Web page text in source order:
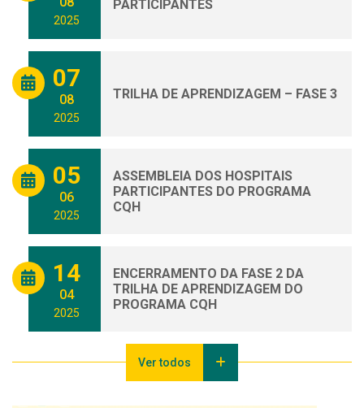
2025
PARTICIPANTES
07
08
2025
TRILHA DE APRENDIZAGEM – FASE 3
05
06
2025
ASSEMBLEIA DOS HOSPITAIS
PARTICIPANTES DO PROGRAMA
CQH
14
04
2025
ENCERRAMENTO DA FASE 2 DA
TRILHA DE APRENDIZAGEM DO
PROGRAMA CQH
Ver todos